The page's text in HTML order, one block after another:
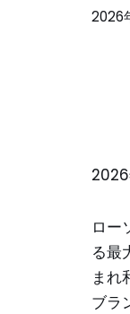
2026
ロー
る最
まれ
ブラ